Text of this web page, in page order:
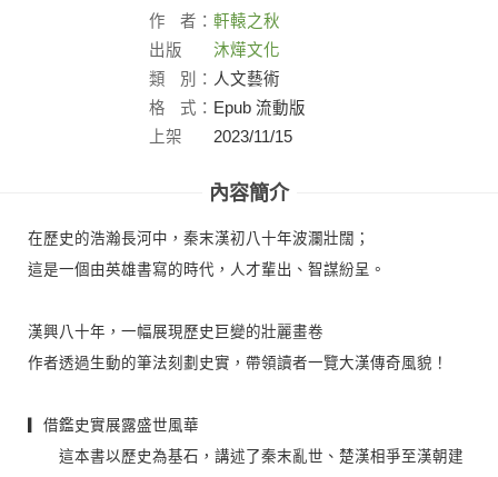
作 者： 軒轅之秋
出版
社：
沐燁文化
類
別： 人文藝術
格
式： Epub 流動版
上架
2023/11/15
內容簡介
在歷史的浩瀚長河中，秦末漢初八十年波瀾壯闊；
這是一個由英雄書寫的時代，人才輩出、智謀紛呈。
漢興八十年，一幅展現歷史巨變的壯麗畫卷
作者透過生動的筆法刻劃史實，帶領讀者一覽大漢傳奇風貌！
▎借鑑史實展露盛世風華
這本書以歷史為基石，講述了秦末亂世、楚漢相爭至漢朝建